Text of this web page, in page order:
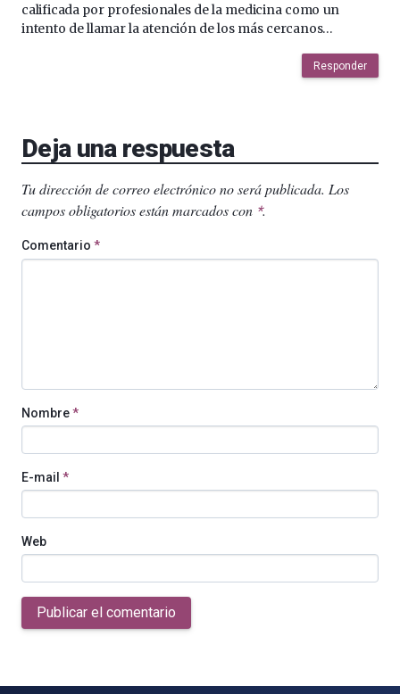
calificada por profesionales de la medicina como un
intento de llamar la atención de los más cercanos…
Responder
Deja una respuesta
Tu dirección de correo electrónico no será publicada. Los
campos obligatorios están marcados con *.
Comentario *
Nombre*
E-mail *
Web
Publicar el comentario